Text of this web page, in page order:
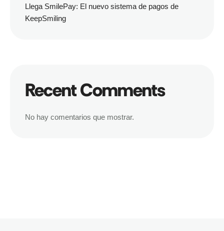
Llega SmilePay: El nuevo sistema de pagos de
KeepSmiling
Recent Comments
No hay comentarios que mostrar.